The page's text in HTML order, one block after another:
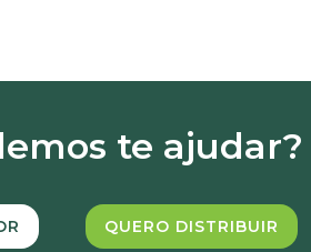
te ajudar?
QUERO DISTRIBUIR